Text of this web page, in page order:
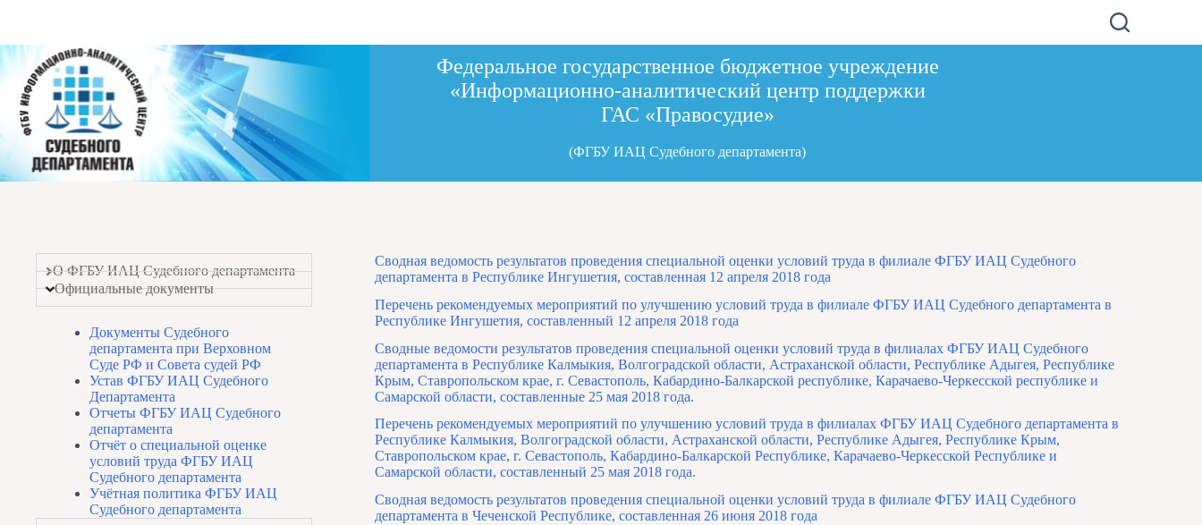
Федеральное государственное бюджетное учреждение
«Информационно-аналитический центр поддержки
ГАС «Правосудие»
(ФГБУ ИАЦ Судебного департамента)
О ФГБУ ИАЦ Судебного департамента
Официальные документы
Документы Судебного
департамента при Верховном
Суде РФ и Совета судей РФ
Устав ФГБУ ИАЦ Судебного
Департамента
Отчеты ФГБУ ИАЦ Судебного
департамента
Отчёт о специальной оценке
условий труда ФГБУ ИАЦ
Судебного департамента
Учётная политика ФГБУ ИАЦ
Судебного департамента
Сводная ведомость результатов проведения специальной оценки условий труда в филиале ФГБУ ИАЦ Судебного
департамента в Республике Ингушетия, составленная 12 апреля 2018 года
Перечень рекомендуемых мероприятий по улучшению условий труда в филиале ФГБУ ИАЦ Судебного департамента в
Республике Ингушетия, составленный 12 апреля 2018 года
Сводные ведомости результатов проведения специальной оценки условий труда в филиалах ФГБУ ИАЦ Судебного
департамента в Республике Калмыкия, Волгоградской области, Астраханской области, Республике Адыгея, Республике
Крым, Ставропольском крае, г. Севастополь, Кабардино-Балкарской республике, Карачаево-Черкесской республике и
Самарской области, составленные 25 мая 2018 года.
Перечень рекомендуемых мероприятий по улучшению условий труда в филиалах ФГБУ ИАЦ Судебного департамента в
Республике Калмыкия, Волгоградской области, Астраханской области, Республике Адыгея, Республике Крым,
Ставропольском крае, г. Севастополь, Кабардино-Балкарской Республике, Карачаево-Черкесской Республике и
Самарской области, составленный 25 мая 2018 года.
Сводная ведомость результатов проведения специальной оценки условий труда в филиале ФГБУ ИАЦ Судебного
департамента в Чеченской Республике, составленная 26 июня 2018 года